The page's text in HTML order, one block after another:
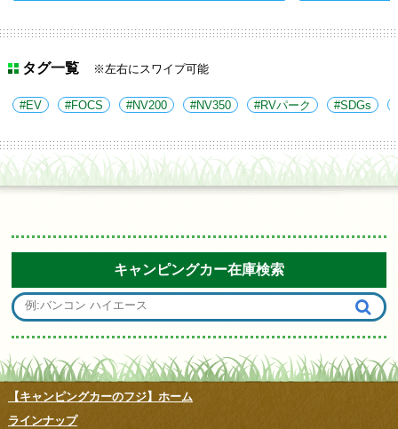
タグ一覧 ※左右にスワイプ可能
EV FOCS NV200 NV350 RVパーク SDGs
キャンピングカー在庫検索
【キャンピングカーのフジ】ホーム
ラインナップ